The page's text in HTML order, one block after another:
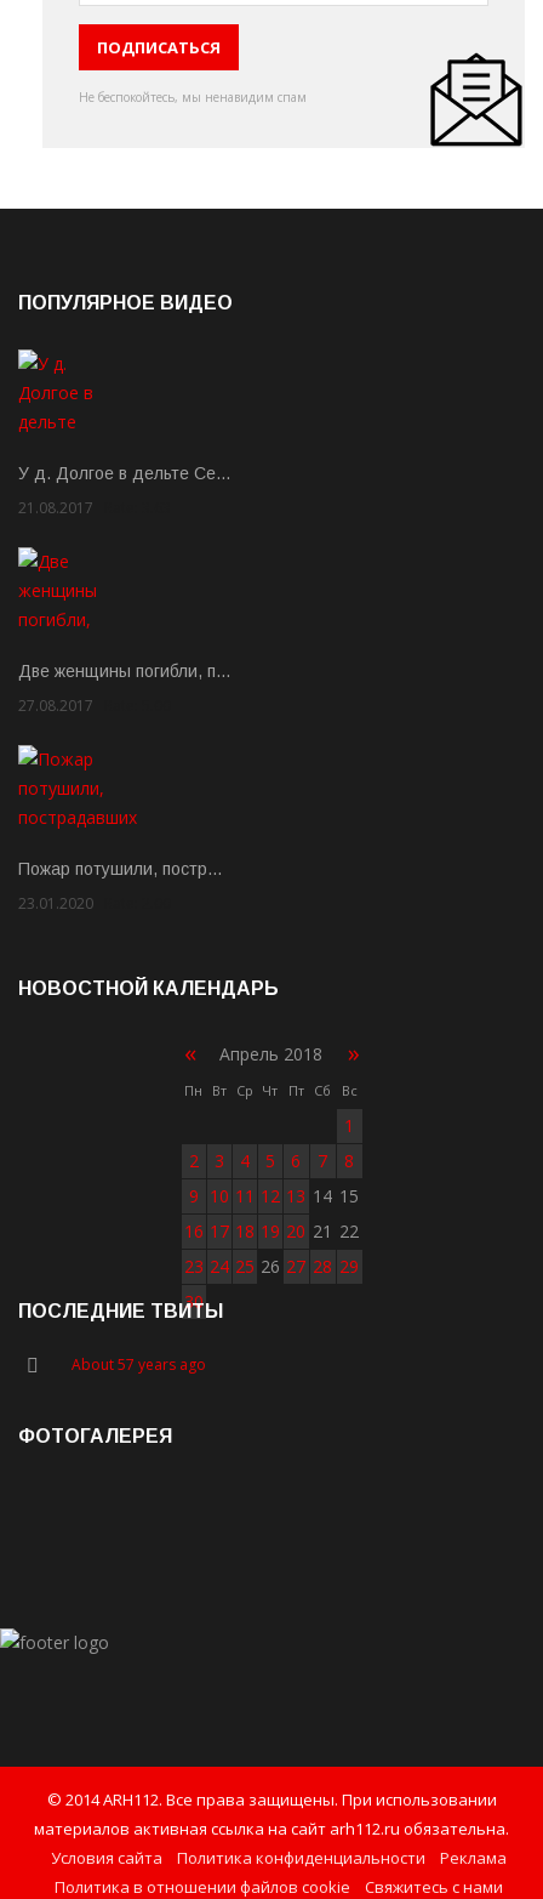
Не беспокойтесь, мы ненавидим спам
ПОПУЛЯРНОЕ ВИДЕО
У д. Долгое в дельте Се…
21.08.2017
Две женщины погибли, п…
27.08.2017
Пожар потушили, постр…
23.01.2020
НОВОСТНОЙ КАЛЕНДАРЬ
« Апрель 2018 »
Пн Вт Ср Чт Пт Сб Вс
1
2
3 4 5 6 7
8
9 10 11 12 13 14 15
16 17 18 19 20 21 22
23 24 25 26 27 28 29
30
ПОСЛЕДНИЕ ТВИТЫ
About 57 years ago
ФОТОГАЛЕРЕЯ
© 2014 ARH112. Все права защищены. При использовании
материалов активная ссылка на сайт arh112.ru обязательна.
Условия сайта
Политика конфиденциальности
Реклама
Политика в отношении файлов cookie
Свяжитесь с нами